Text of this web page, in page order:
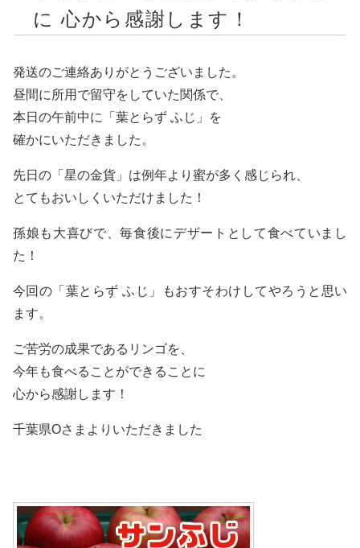
に 心から感謝します！
発送のご連絡ありがとうございました。
昼間に所用で留守をしていた関係で、
本日の午前中に「葉とらず ふじ」を
確かにいただきました。
先日の「星の金貨」は例年より蜜が多く感じられ、
とてもおいしくいただけました！
孫娘も大喜びで、毎食後にデザートとして食べていまし
た！
今回の「葉とらず ふじ」もおすそわけしてやろうと思い
ます。
ご苦労の成果であるリンゴを、
今年も食べることができることに
心から感謝します！
千葉県Oさまよりいただきました